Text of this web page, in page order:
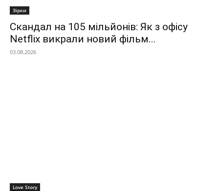
Зірки
Скандал на 105 мільйонів: Як з офісу
Netflix викрали новий фільм...
03.08.2026
Love Story